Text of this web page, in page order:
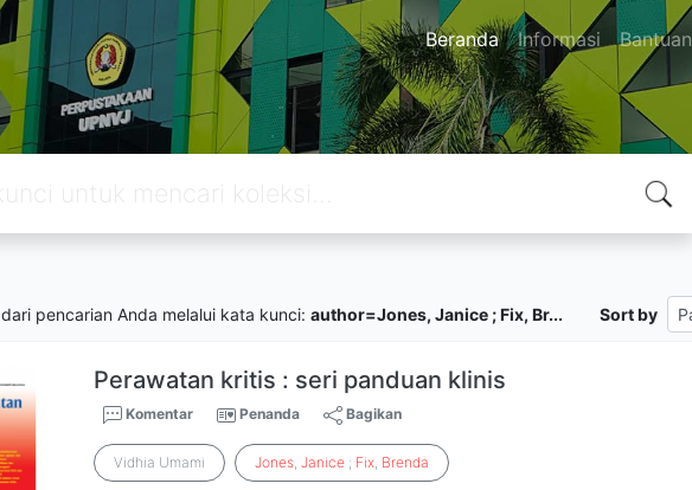
Beranda Informasi Bantuan
dari pencarian Anda melalui kata kunci: author=Jones, Janice ; Fix, Br... Sort by
Perawatan kritis : seri panduan klinis
Komentar Penanda Bagikan
Vidhia Umami Jones,Janice ; Fix, Brenda